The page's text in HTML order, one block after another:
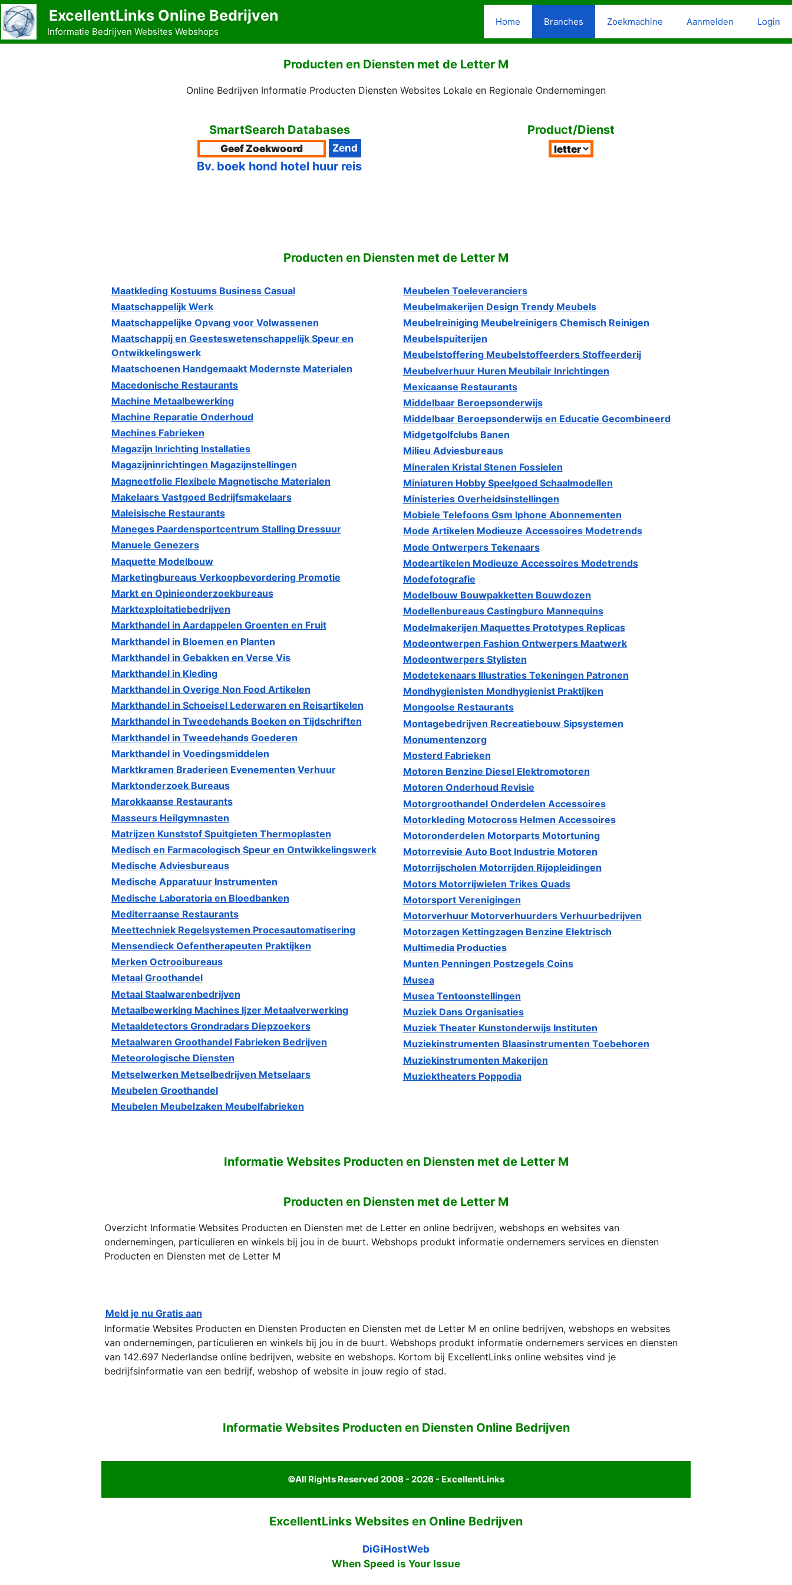
Ga
naar
de
ExcellentLinks Online Bedrijven
Informatie Bedrijven Websites Webshops
Home Branches Zoekmachine Aanmelden Login
Producten en Diensten met de Letter M
Online Bedrijven Informatie Producten Diensten Websites Lokale en Regionale Ondernemingen
SmartSearch Databases
Bv. boek hond hotel huur reis
Product/Dienst
Producten en Diensten met de Letter M
Maatkleding Kostuums Business Casual
Maatschappelijk Werk
Maatschappelijke Opvang voor Volwassenen
Maatschappij en Geesteswetenschappelijk Speur en
Ontwikkelingswerk
Maatschoenen Handgemaakt Modernste Materialen
Macedonische Restaurants
Machine Metaalbewerking
Machine Reparatie Onderhoud
Machines Fabrieken
Magazijn Inrichting Installaties
Magazijninrichtingen Magazijnstellingen
Magneetfolie Flexibele Magnetische Materialen
Makelaars Vastgoed Bedrijfsmakelaars
Maleisische Restaurants
Maneges Paardensportcentrum Stalling Dressuur
Manuele Genezers
Maquette Modelbouw
Marketingbureaus Verkoopbevordering Promotie
Markt en Opinieonderzoekbureaus
Marktexploitatiebedrijven
Markthandel in Aardappelen Groenten en Fruit
Markthandel in Bloemen en Planten
Markthandel in Gebakken en Verse Vis
Markthandel in Kleding
Markthandel in Overige Non Food Artikelen
Markthandel in Schoeisel Lederwaren en Reisartikelen
Markthandel in Tweedehands Boeken en Tijdschriften
Markthandel in Tweedehands Goederen
Markthandel in Voedingsmiddelen
Marktkramen Braderieen Evenementen Verhuur
Marktonderzoek Bureaus
Marokkaanse Restaurants
Masseurs Heilgymnasten
Matrijzen Kunststof Spuitgieten Thermoplasten
Medisch en Farmacologisch Speur en Ontwikkelingswerk
Medische Adviesbureaus
Medische Apparatuur Instrumenten
Medische Laboratoria en Bloedbanken
Mediterraanse Restaurants
Meettechniek Regelsystemen Procesautomatisering
Mensendieck Oefentherapeuten Praktijken
Merken Octrooibureaus
Metaal Groothandel
Metaal Staalwarenbedrijven
Metaalbewerking Machines Ijzer Metaalverwerking
Metaaldetectors Grondradars Diepzoekers
Metaalwaren Groothandel Fabrieken Bedrijven
Meteorologische Diensten
Metselwerken Metselbedrijven Metselaars
Meubelen Groothandel
Meubelen Meubelzaken Meubelfabrieken
Meubelen Toeleveranciers
Meubelmakerijen Design Trendy Meubels
Meubelreiniging Meubelreinigers Chemisch Reinigen
Meubelspuiterijen
Meubelstoffering Meubelstoffeerders Stoffeerderij
Meubelverhuur Huren Meubilair Inrichtingen
Mexicaanse Restaurants
Middelbaar Beroepsonderwijs
Middelbaar Beroepsonderwijs en Educatie Gecombineerd
Midgetgolfclubs Banen
Milieu Adviesbureaus
Mineralen Kristal Stenen Fossielen
Miniaturen Hobby Speelgoed Schaalmodellen
Ministeries Overheidsinstellingen
Mobiele Telefoons Gsm Iphone Abonnementen
Mode Artikelen Modieuze Accessoires Modetrends
Mode Ontwerpers Tekenaars
Modeartikelen Modieuze Accessoires Modetrends
Modefotografie
Modelbouw Bouwpakketten Bouwdozen
Modellenbureaus Castingburo Mannequins
Modelmakerijen Maquettes Prototypes Replicas
Modeontwerpen Fashion Ontwerpers Maatwerk
Modeontwerpers Stylisten
Modetekenaars Illustraties Tekeningen Patronen
Mondhygienisten Mondhygienist Praktijken
Mongoolse Restaurants
Montagebedrijven Recreatiebouw Sipsystemen
Monumentenzorg
Mosterd Fabrieken
Motoren Benzine Diesel Elektromotoren
Motoren Onderhoud Revisie
Motorgroothandel Onderdelen Accessoires
Motorkleding Motocross Helmen Accessoires
Motoronderdelen Motorparts Motortuning
Motorrevisie Auto Boot Industrie Motoren
Motorrijscholen Motorrijden Rijopleidingen
Motors Motorrijwielen Trikes Quads
Motorsport Verenigingen
Motorverhuur Motorverhuurders Verhuurbedrijven
Motorzagen Kettingzagen Benzine Elektrisch
Multimedia Producties
Munten Penningen Postzegels Coins
Musea
Musea Tentoonstellingen
Muziek Dans Organisaties
Muziek Theater Kunstonderwijs Instituten
Muziekinstrumenten Blaasinstrumenten Toebehoren
Muziekinstrumenten Makerijen
Muziektheaters Poppodia
Informatie Websites Producten en Diensten met de Letter M
Producten en Diensten met de Letter M
Overzicht Informatie Websites Producten en Diensten met de Letter en online bedrijven, webshops en websites van
ondernemingen, particulieren en winkels bij jou in de buurt. Webshops produkt informatie ondernemers services en diensten
Producten en Diensten met de Letter M
Meld je nu Gratis aan
Informatie Websites Producten en Diensten Producten en Diensten met de Letter M en online bedrijven, webshops en websites
van ondernemingen, particulieren en winkels bij jou in de buurt. Webshops produkt informatie ondernemers services en diensten
van 142.697 Nederlandse online bedrijven, website en webshops. Kortom bij ExcellentLinks online websites vind je
bedrijfsinformatie van een bedrijf, webshop of website in jouw regio of stad.
Informatie Websites Producten en Diensten Online Bedrijven
©All Rights Reserved 2008 - 2026 - ExcellentLinks
ExcellentLinks Websites en Online Bedrijven
DiGiHostWeb
When Speed is Your Issue